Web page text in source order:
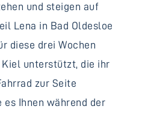
und steigen auf
Lena in Bad Oldesloe
diese drei Wochen
Kiel unterstützt, die ihr
zur Seite
es Ihnen während der